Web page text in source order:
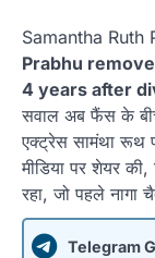
Samantha Ruth
Prabhu
4 years after
सवाल अब फैंस के
एक्ट्रेस सामंथा रूथ
मीडिया पर शेयर
रहा, जो पहले नागा
Telegram